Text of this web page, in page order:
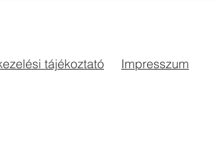
tájékoztató Impresszum